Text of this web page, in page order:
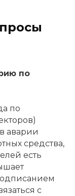
по
по
аварии
средства,
есть
с